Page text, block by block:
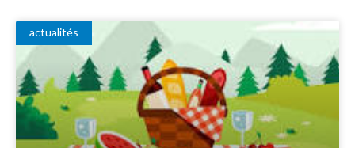
actualités